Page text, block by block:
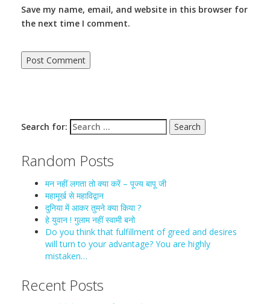
Save my name, email, and website in this browser for
the next time I comment.
Search for:
Random Posts
मन नहीं लगता तो क्या करें – पूज्य बापू जी
महामूर्ख से महाविद्वान
दुनिया में आकर तुमने क्या किया ?
हे युवान ! गुलाम नहीं स्वामी बनो
Do you think that fulfillment of greed and desires
will turn to your advantage? You are highly
mistaken…
Recent Posts